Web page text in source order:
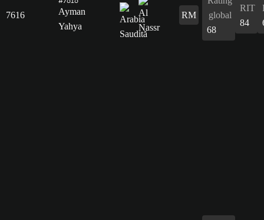
7616
Ayman
Yahya
RM
global
68
RIT
84